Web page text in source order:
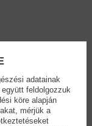
adatainak
feldolgozzuk
köre alapján
mérjük a